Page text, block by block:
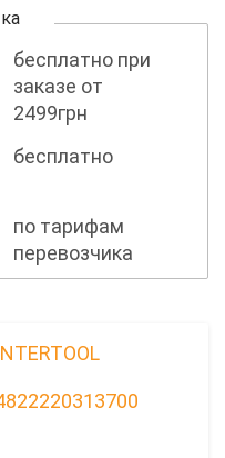
бесплатно при
заказе от
2499грн
бесплатно
по тарифам
перевозчика